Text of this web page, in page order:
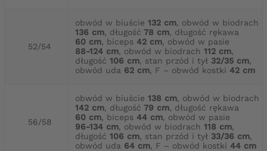
52/54
obwód w biuście 132 cm, obwód w biodrach
136 cm, długość 78 cm, długość rękawa
60 cm, biceps 42 cm, obwód w pasie
88-124 cm, obwód w biodrach 112 cm,
długość 106 cm, stan przód i tył 32/35 cm,
obwód uda 62 cm, F – obwód kostki 42 cm
56/58
obwód w biuście 138 cm, obwód w biodrach
142 cm, długość 79 cm, długość rękawa
60 cm, biceps 44 cm, obwód w pasie
96-134 cm, obwód w biodrach 118 cm,
długość 106 cm, stan przód i tył 33/36 cm,
obwód uda 64 cm, F – obwód kostki 44 cm